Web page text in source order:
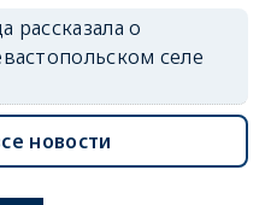
рассказала о
селе
новости